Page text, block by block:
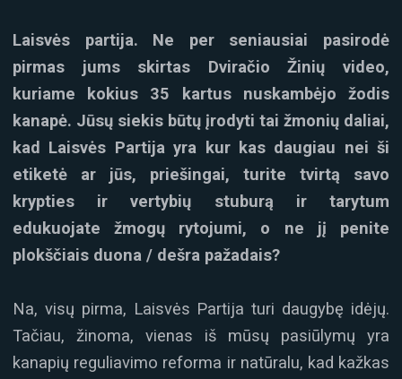
Laisvės partija. Ne per seniausiai pasirodė
pirmas jums skirtas Dviračio Žinių video,
kuriame kokius 35 kartus nuskambėjo žodis
kanapė. Jūsų siekis būtų įrodyti tai žmonių daliai,
kad Laisvės Partija yra kur kas daugiau nei ši
etiketė ar jūs, priešingai, turite tvirtą savo
krypties ir vertybių stuburą ir tarytum
edukuojate žmogų rytojumi, o ne jį penite
plokščiais duona / dešra pažadais?
Na, visų pirma, Laisvės Partija turi daugybę idėjų.
Tačiau, žinoma, vienas iš mūsų pasiūlymų yra
kanapių reguliavimo reforma ir natūralu, kad kažkas